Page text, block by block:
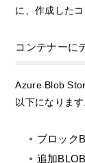
に、作成した
コンテナーに
Azure Blob
以下になります
ブロック
追加BLOB